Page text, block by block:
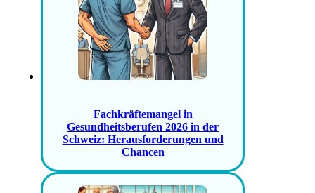
Fachkräftemangel in
Gesundheitsberufen 2026 in der
Schweiz: Herausforderungen und
Chancen